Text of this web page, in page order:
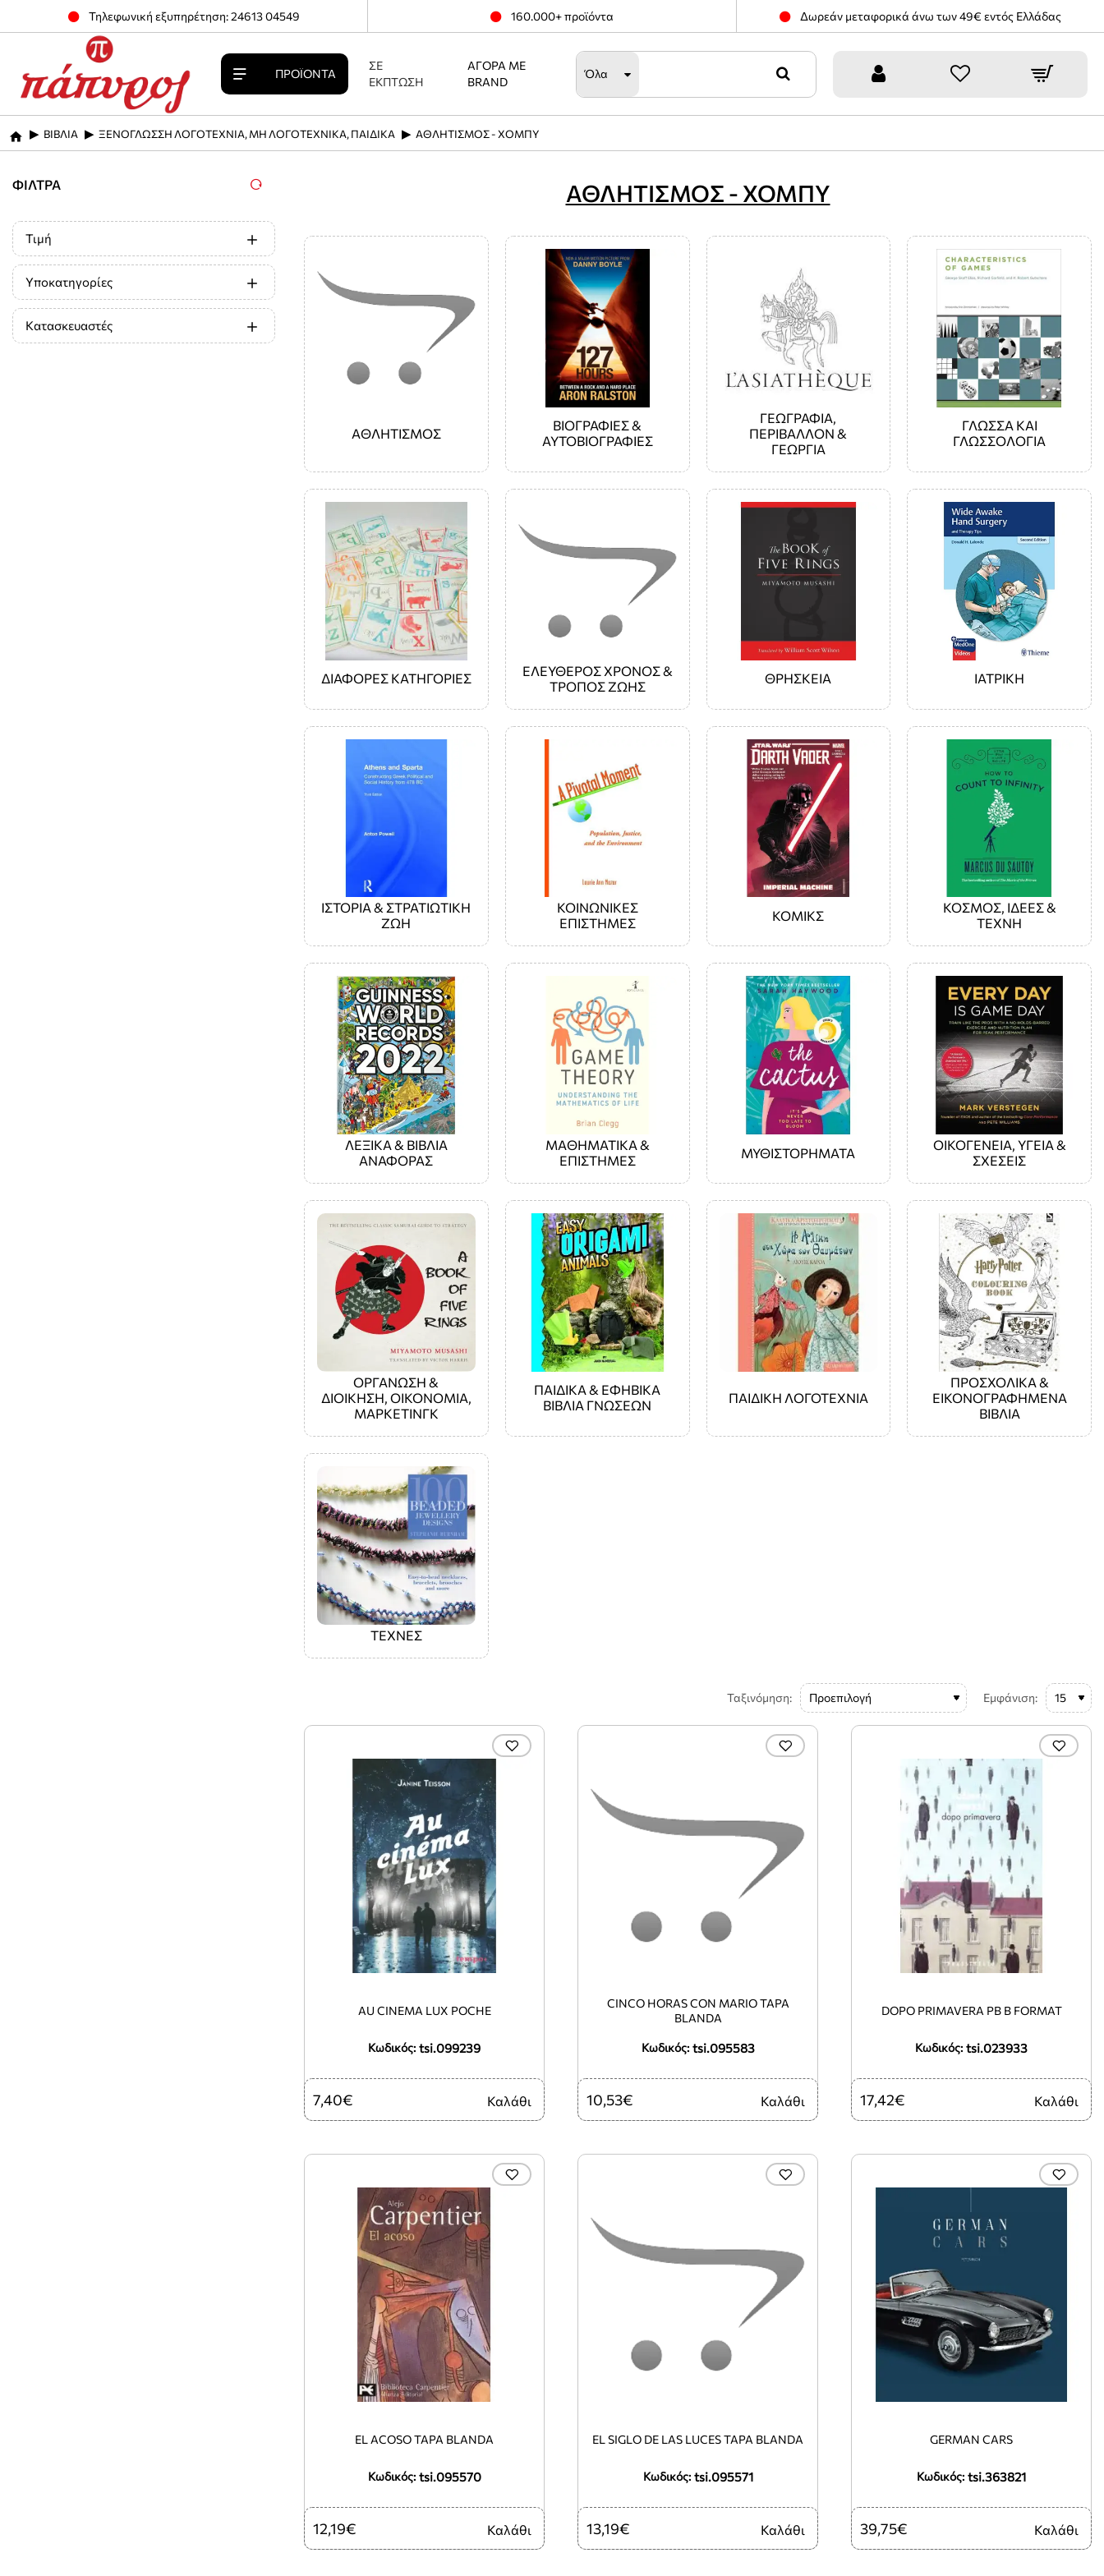
Τηλεφωνική εξυπηρέτηση: 24613 04549 160.000+ προϊόντα Δωρεάν μεταφορικά άνω των 49€ εντός Ελλάδας
ΠΡΟΪΌΝΤΑ
ΣΕ
ΈΚΠΤΩΣΗ
ΑΓΟΡΆ ΜΕ
BRAND
Όλα
home
ΒΙΒΛΙΑ ΞΕΝΟΓΛΩΣΣΗ ΛΟΓΟΤΕΧΝΙΑ, ΜΗ ΛΟΓΟΤΕΧΝΙΚΑ, ΠΑΙΔΙΚΑ ΑΘΛΗΤΙΣΜΟΣ - ΧΟΜΠΥ
ΦΊΛΤΡΑ
Τιμή
Υποκατηγορίες
Κατασκευαστές
ΑΘΛΗΤΙΣΜΟΣ - ΧΟΜΠΥ
ΑΘΛΗΤΙΣΜΟΣ
ΒΙΟΓΡΑΦΙΕΣ &
ΑΥΤΟΒΙΟΓΡΑΦΙΕΣ
ΓΕΩΓΡΑΦΙΑ,
ΠΕΡΙΒΑΛΛΟΝ &
ΓΕΩΡΓΙΑ
ΓΛΏΣΣΑ ΚΑΙ
ΓΛΩΣΣΟΛΟΓΊΑ
ΔΙΑΦΟΡΕΣ ΚΑΤΗΓΟΡΙΕΣ
ΕΛΕΥΘΕΡΟΣ ΧΡΟΝΟΣ &
ΤΡΟΠΟΣ ΖΩΗΣ
ΘΡΗΣΚΕΙΑ ΙΑΤΡΙΚΗ
ΙΣΤΟΡΙΑ & ΣΤΡΑΤΙΩΤΙΚΗ
ΖΩΗ
ΚΟΙΝΩΝΙΚΕΣ
ΕΠΙΣΤΗΜΕΣ
ΚΟΜΙΚΣ
ΚΟΣΜΟΣ, ΙΔΕΕΣ &
ΤΕΧΝΗ
ΛΕΞΙΚΑ & ΒΙΒΛΙΑ
ΑΝΑΦΟΡΑΣ
ΜΑΘΗΜΑΤΙΚΑ &
ΕΠΙΣΤΗΜΕΣ
ΜΥΘΙΣΤΟΡΗΜΑΤΑ
ΟΙΚΟΓΕΝΕΙΑ, ΥΓΕΙΑ &
ΣΧΕΣΕΙΣ
ΟΡΓΑΝΩΣΗ &
ΔΙΟΙΚΗΣΗ, ΟΙΚΟΝΟΜΙΑ,
ΜΑΡΚΕΤΙΝΓΚ
ΠΑΙΔΙΚΑ & ΕΦΗΒΙΚΑ
ΒΙΒΛΙΑ ΓΝΩΣΕΩΝ
ΠΑΙΔΙΚΗ ΛΟΓΟΤΕΧΝΙΑ
ΠΡΟΣΧΟΛΙΚΑ &
ΕΙΚΟΝΟΓΡΑΦΗΜΕΝΑ
ΒΙΒΛΙΑ
ΤΕΧΝΕΣ
Ταξινόμηση: Εμφάνιση:
Κωδικός: tsi.099239
AU CINEMA LUX POCHE
7,40€ Καλάθι
Κωδικός: tsi.095583
CINCO HORAS CON MARIO TAPA
BLANDA
10,53€ Καλάθι
Κωδικός: tsi.023933
DOPO PRIMAVERA PB B FORMAT
17,42€ Καλάθι
Κωδικός: tsi.095570
EL ACOSO TAPA BLANDA
12,19€ Καλάθι
Κωδικός: tsi.095571
EL SIGLO DE LAS LUCES TAPA BLANDA
13,19€ Καλάθι
Κωδικός: tsi.363821
GERMAN CARS
39,75€ Καλάθι